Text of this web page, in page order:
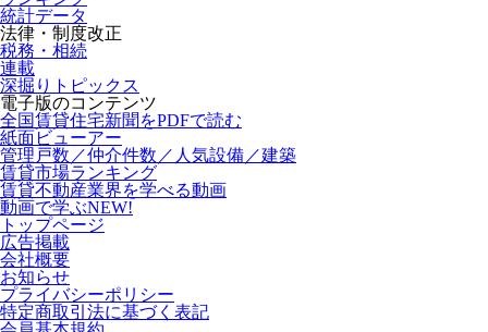
統計データ
法律・制度改正
税務・相続
連載
深掘りトピックス
電子版のコンテンツ
全国賃貸住宅新聞をPDFで読む
紙面ビューアー
管理戸数／仲介件数／人気設備／建築
賃貸市場ランキング
賃貸不動産業界を学べる動画
動画で学ぶNEW!
トップページ
広告掲載
会社概要
お知らせ
プライバシーポリシー
特定商取引法に基づく表記